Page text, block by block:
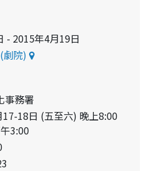
- 2015年4月19日
劇院)
事務署
17-18日 (五至六) 晚上8:00
3:00